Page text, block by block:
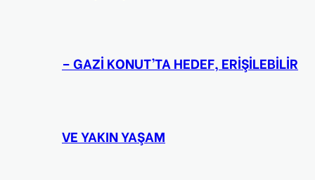
– GAZİ KONUT’TA HEDEF, ERİŞİLEBİLİR
VE YAKIN YAŞAM